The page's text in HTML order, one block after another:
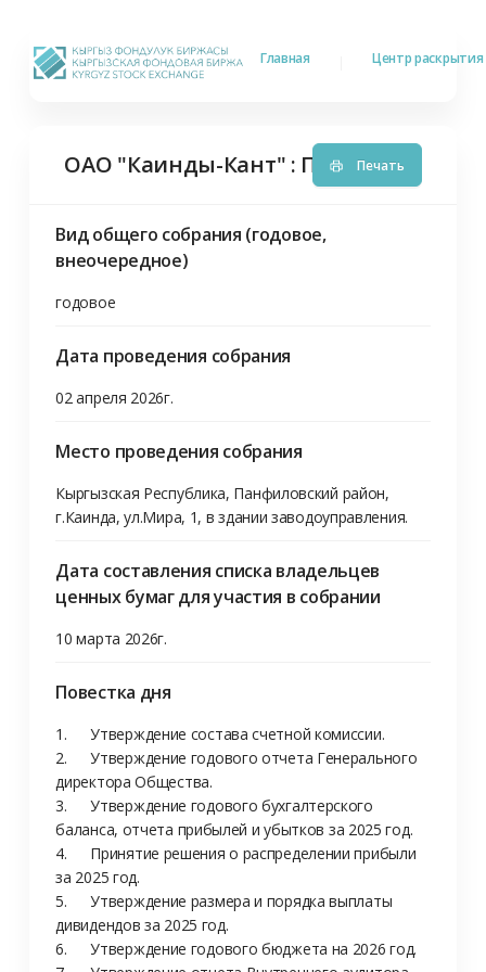
Главная Центр
ОАО "Каинды-Кант" : Проведение
Печать
Вид общего собрания (годовое,
внеочередное)
годовое
Дата проведения собрания
02 апреля 2026г.
Место проведения собрания
Кыргызская Республика, Панфиловский район,
г.Каинда, ул.Мира, 1, в здании заводоуправления.
Дата составления списка владельцев
ценных бумаг для участия в собрании
10 марта 2026г.
Повестка дня
1.	Утверждение состава счетной комиссии.
2.	Утверждение годового отчета Генерального
директора Общества.
3.	Утверждение годового бухгалтерского
баланса, отчета прибылей и убытков за 2025 год.
4.	Принятие решения о распределении прибыли
за 2025 год.
5.	Утверждение размера и порядка выплаты
дивидендов за 2025 год.
6.	Утверждение годового бюджета на 2026 год.